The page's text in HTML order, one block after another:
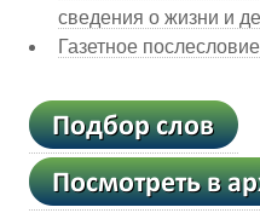
сведения о жизни и
Газетное